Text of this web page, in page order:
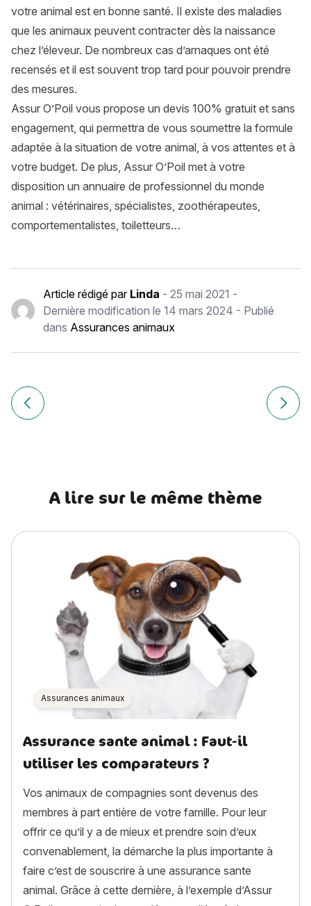
votre animal est en bonne santé. Il existe des maladies
que les animaux peuvent contracter dès la naissance
chez l’éleveur. De nombreux cas d’arnaques ont été
recensés et il est souvent trop tard pour pouvoir prendre
des mesures.
Assur O’Poil vous propose un devis 100% gratuit et sans
engagement, qui permettra de vous soumettre la formule
adaptée à la situation de votre animal, à vos attentes et à
votre budget. De plus, Assur O’Poil met à votre
disposition un annuaire de professionnel du monde
animal : vétérinaires, spécialistes, zoothérapeutes,
comportementalistes, toiletteurs…
Article rédigé par Linda - 25 mai 2021 -
Dernière modification le 14 mars 2024 - Publié
dans Assurances animaux
Navigation
de
Article précédent Assurance vétérinaire et assuranceArticle
A lire sur le même thème
Assurances animaux
Assurance sante animal : Faut-il
utiliser les comparateurs ?
Vos animaux de compagnies sont devenus des
membres à part entière de votre famille. Pour leur
offrir ce qu’il y a de mieux et prendre soin d’eux
convenablement, la démarche la plus importante à
faire c’est de souscrire à une assurance sante
animal. Grâce à cette dernière, à l’exemple d’Assur